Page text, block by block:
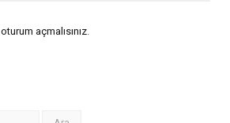
oturum açmalısınız